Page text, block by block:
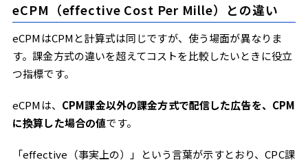
eCPM（effective Cost Per Mille）との違い
eCPMはCPMと計算式は同じですが、使う場面が異なりま
す。課金方式の違いを超えてコストを比較したいときに役立
つ指標です。
eCPMは、 CPM課金以外の課金方式で配信した広告を、CPM
に換算した場合の値です。
「effective（事実上の）」という言葉が示すとおり、CPC課